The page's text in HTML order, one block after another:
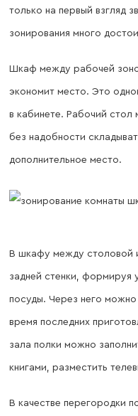
только на первый взгляд
зонирования много
Шкаф между рабочей
экономит место. Это
в кабинете. Рабочий
без надобности
дополнительное место.
В шкафу между столовой
задней стенки, формируя
посуды. Через него можно
время последних
зала полки можно
книгами, разместить
В качестве перегородки